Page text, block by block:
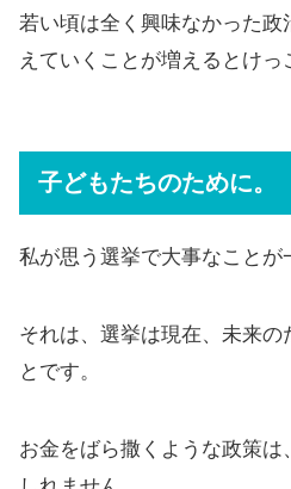
若い頃は全く興味なかった
えていくことが増えるとけっ
子どもたちのために。
私が思う選挙で大事なことが
それは、選挙は現在、未来の
とです。
お金をばら撒くような政策は